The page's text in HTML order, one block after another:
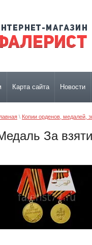
Карта сайта Новости
\ Копии орденов, медалей,
За